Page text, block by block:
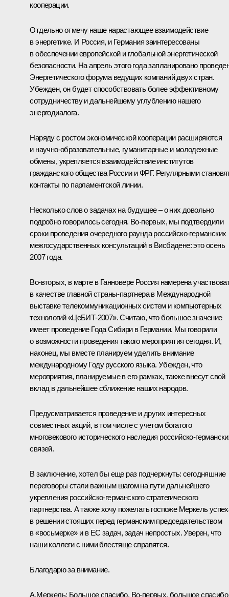
кооперации.
Отдельно отмечу наше нарастающее взаимодействие
в энергетике. И Россия, и Германия заинтересованы
в обеспечении европейской и глобальной энергетической
безопасности. На апрель этого года запланировано
Энергетического форума ведущих компаний двух стран.
Убежден, он будет способствовать более эффективному
сотрудничеству и дальнейшему углублению нашего
энергодиалога.
Наряду с ростом экономической кооперации расширяются
и научно-образовательные, гуманитарные и молодежные
обмены, укрепляется взаимодействие институтов
гражданского общества России и ФРГ. Регулярными
контакты по парламентской линии.
Несколько слов о задачах на будущее – о них довольно
подробно говорилось сегодня. Во‑первых, мы подтвердили
сроки проведения очередного раунда российско-германских
межгосударственных консультаций в Висбадене: это осень
2007 года.
Во‑вторых, в марте в Ганновере Россия намерена
в качестве главной страны-партнера в Международной
выставке телекоммуникационных систем и компьютерных
технологий «ЦеБИТ-2007». Считаю, что большое значение
имеет проведение Года Сибири в Германии. Мы говорили
о возможности проведения такого мероприятия сегодня. И,
наконец, мы вместе планируем уделить внимание
международному Году русского языка. Убежден, что
мероприятия, планируемые в его рамках, также внесут свой
вклад в дальнейшее сближение наших народов.
Предусматривается проведение и других интересных
совместных акций, в том числе с учетом богатого
многовекового исторического наследия российско-
связей.
В заключение, хотел бы еще раз подчеркнуть: сегодняшние
переговоры стали важным шагом на пути дальнейшего
укрепления российско-германского стратегического
партнерства. А также хочу пожелать госпоже Меркель
в решении стоящих перед германским председательством
в «восьмерке» и в ЕС задач, задач непростых. Уверен, что
наши коллеги с ними блестяще справятся.
Благодарю за внимание.
А.Меркель: Большое спасибо. Во‑первых, большое спасибо